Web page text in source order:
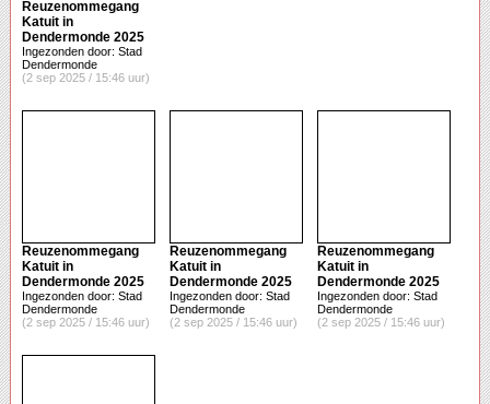
Reuzenommegang
Katuit in
Dendermonde 2025
Ingezonden door: Stad
Dendermonde
(2 sep 2025 / 15:46 uur)
Reuzenommegang
Katuit in
Dendermonde 2025
Ingezonden door: Stad
Dendermonde
(2 sep 2025 / 15:46 uur)
Reuzenommegang
Katuit in
Dendermonde 2025
Ingezonden door: Stad
Dendermonde
(2 sep 2025 / 15:46 uur)
Reuzenommegang
Katuit in
Dendermonde 2025
Ingezonden door: Stad
Dendermonde
(2 sep 2025 / 15:46 uur)